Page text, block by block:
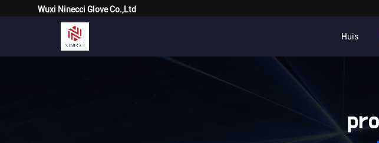
Wuxi Ninecci Glove Co.,Ltd
Huis